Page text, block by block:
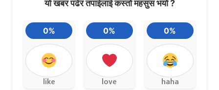
यो खबर पढेर तपाईलाई कस्तो महसुस भयो ?
0%
like
0%
love
0%
haha